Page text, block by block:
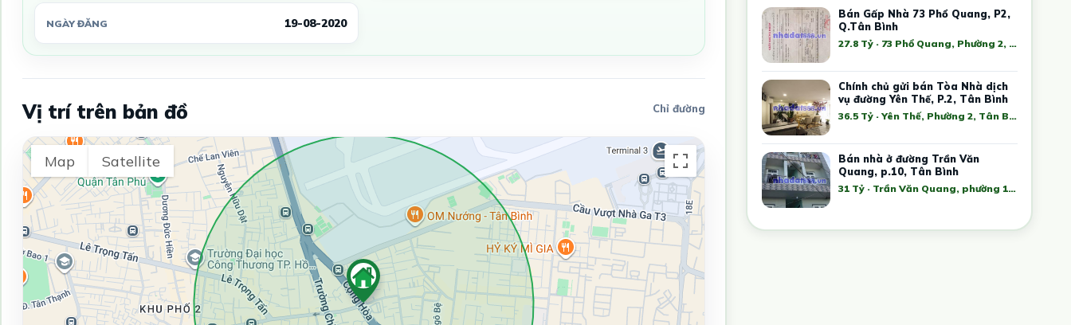
NGÀY ĐĂNG 19-08-2020
Vị trí trên bản đồ Chỉ đường
Map Satellite
Bán Gấp Nhà 73 Phổ Quang, P2,
Q.Tân Bình
27.8 Tỷ · 73 Phổ Quang, Phường 2, Tân Bình, Thành phố Hồ Chí Minh, Việt Nam
Chính chủ gửi bán Tòa Nhà dịch
vụ đường Yên Thế, P.2, Tân Bình
36.5 Tỷ · Yên Thế, Phường 2, Tân Bình, Thành phố Hồ Chí Minh, Việt Nam
Bán nhà ở đường Trần Văn
Quang, p.10, Tân Bình
31 Tỷ · Trần Văn Quang, phường 10, Tân Bình, Thành phố Hồ Chí Minh, Việt Nam